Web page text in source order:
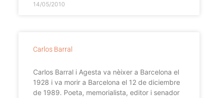
14/05/2010
Carlos Barral
Carlos Barral i Agesta va nèixer a Barcelona el
1928 i va morir a Barcelona el 12 de diciembre
de 1989. Poeta, memorialista, editor i senador